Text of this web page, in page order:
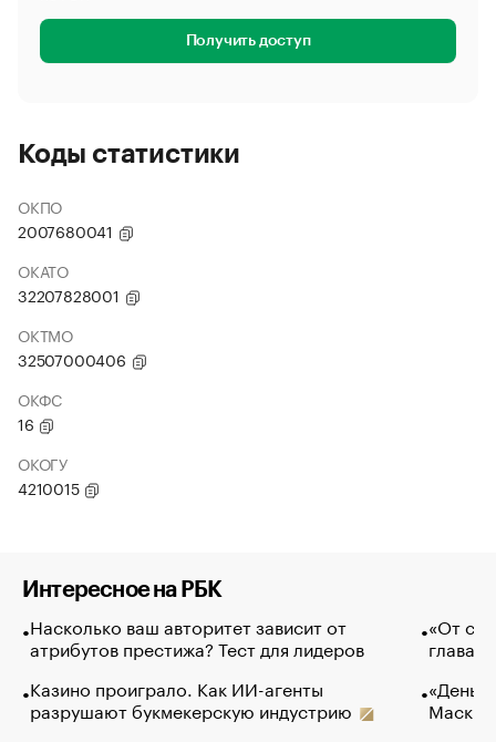
Получить доступ
Коды статистики
ОКПО
2007680041
ОКАТО
32207828001
ОКТМО
32507000406
ОКФС
16
ОКОГУ
4210015
Интересное на РБК
Насколько ваш авторитет зависит от
атрибутов престижа? Тест для лидеров
Казино проиграло. Как ИИ-агенты
разрушают букмекерскую индустрию
«От
глава
Маск в